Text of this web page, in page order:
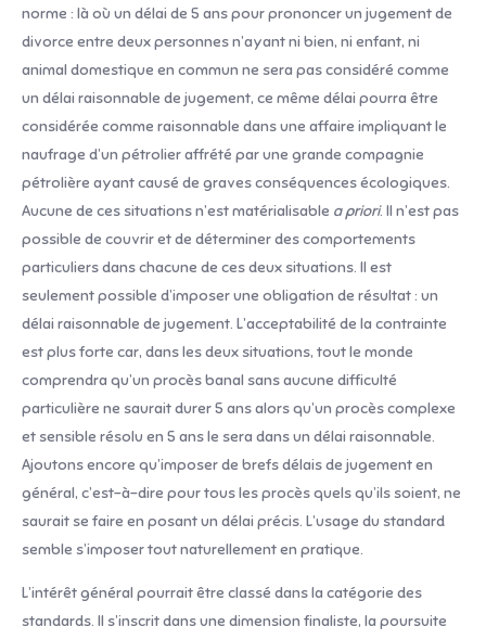
norme : là où un délai de 5 ans pour prononcer un jugement de
divorce entre deux personnes n’ayant ni bien, ni enfant, ni
animal domestique en commun ne sera pas considéré comme
un délai raisonnable de jugement, ce même délai pourra être
considérée comme raisonnable dans une affaire impliquant le
naufrage d’un pétrolier affrété par une grande compagnie
pétrolière ayant causé de graves conséquences écologiques.
Aucune de ces situations n’est matérialisable a priori. Il n’est pas
possible de couvrir et de déterminer des comportements
particuliers dans chacune de ces deux situations. Il est
seulement possible d’imposer une obligation de résultat : un
délai raisonnable de jugement. L’acceptabilité de la contrainte
est plus forte car, dans les deux situations, tout le monde
comprendra qu’un procès banal sans aucune difficulté
particulière ne saurait durer 5 ans alors qu’un procès complexe
et sensible résolu en 5 ans le sera dans un délai raisonnable.
Ajoutons encore qu’imposer de brefs délais de jugement en
général, c’est-à-dire pour tous les procès quels qu’ils soient, ne
saurait se faire en posant un délai précis. L’usage du standard
semble s’imposer tout naturellement en pratique.
L’intérêt général pourrait être classé dans la catégorie des
standards. Il s’inscrit dans une dimension finaliste, la poursuite